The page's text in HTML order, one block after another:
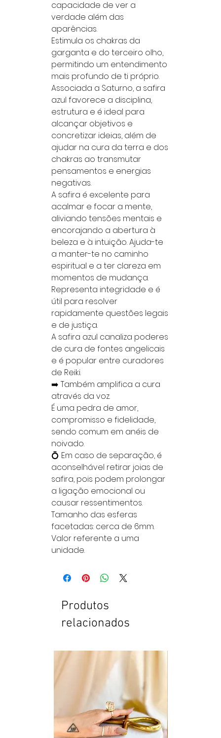
capacidade de ver a
verdade além das
aparências.
Estimula os chakras da
garganta e do terceiro olho,
permitindo um entendimento
mais profundo de ti próprio.
Associada a Saturno, a safira
azul favorece a disciplina,
estrutura e é ideal para
alcançar objetivos e
concretizar ideias, além de
ajudar na cura da terra e dos
chakras ao transmutar
pensamentos e energias
negativas.
A safira é excelente para
acalmar e focar a mente,
aliviando tensões mentais e
encorajando a abertura à
beleza e à intuição. Ajuda-te
a manter-te no caminho
espiritual e a ter clareza em
momentos de mudança.
Representa integridade e é
útil para resolver
rapidamente questões legais
e de justiça.
A safira azul canaliza poderes
de cura de fontes angelicais
e é popular entre curadores
de Reiki.
➡️ Também amplifica a cura
através da voz.
É uma pedra de amor,
compromisso e fidelidade,
sendo comum em anéis de
noivado.
💍 Em caso de separação, é
aconselhável retirar joias de
safira, pois podem prolongar
a ligação emocional ou
causar ressentimentos.
Tamanho das esferas
facetadas: cerca de 6mm.
Valor referente a uma
unidade.
Produtos
relacionados